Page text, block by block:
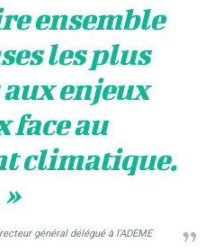
ensemble
les plus
enjeux
face au
climatique.
»
général délégué à l’ADEME